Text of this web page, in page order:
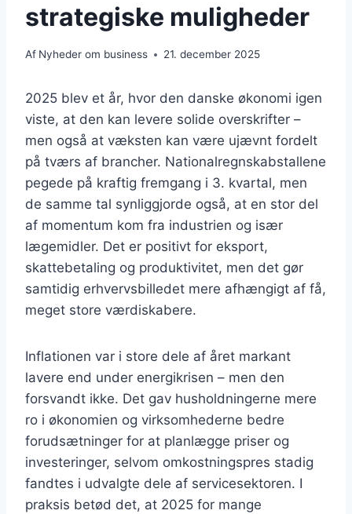
strategiske muligheder
Af Nyheder om business 21. december 2025
2025 blev et år, hvor den danske økonomi igen
viste, at den kan levere solide overskrifter –
men også at væksten kan være ujævnt fordelt
på tværs af brancher. Nationalregnskabstallene
pegede på kraftig fremgang i 3. kvartal, men
de samme tal synliggjorde også, at en stor del
af momentum kom fra industrien og især
lægemidler. Det er positivt for eksport,
skattebetaling og produktivitet, men det gør
samtidig erhvervsbilledet mere afhængigt af få,
meget store værdiskabere.
Inflationen var i store dele af året markant
lavere end under energikrisen – men den
forsvandt ikke. Det gav husholdningerne mere
ro i økonomien og virksomhederne bedre
forudsætninger for at planlægge priser og
investeringer, selvom omkostningspres stadig
fandtes i udvalgte dele af servicesektoren. I
praksis betød det, at 2025 for mange